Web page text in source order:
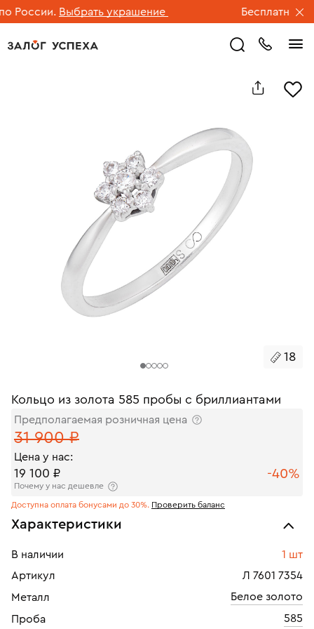
Выбрать украшение Бесплатная
18
Кольцо из золота 585 пробы с бриллиантами
Предполагаемая розничная цена
31 900 ₽
Цена у нас:
19 100 ₽ -40%
Почему у нас дешевле
Доступна оплата бонусами до 30%. Проверить баланс
Характеристики
В наличии
1 шт
Артикул
Л 7601 7354
Металл
Белое золото
Проба
585